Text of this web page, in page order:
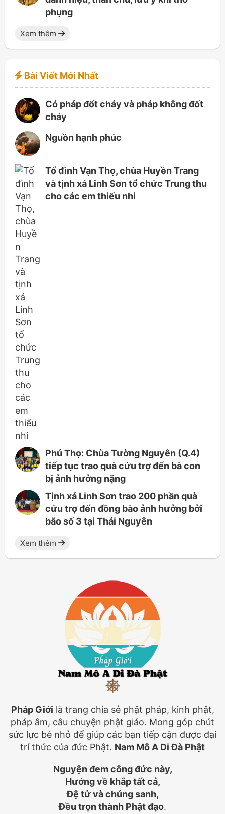
phụng
Xem thêm
Bài Viết Mới Nhất
Có pháp đốt cháy và pháp không đốt
cháy
Nguồn hạnh phúc
Tổ đình Vạn Thọ, chùa Huyền Trang
và tịnh xá Linh Sơn tổ chức Trung thu
cho các em thiếu nhi
Phú Thọ: Chùa Tường Nguyên (Q.4)
tiếp tục trao quà cứu trợ đến bà con
bị ảnh hưởng nặng
Tịnh xá Linh Sơn trao 200 phần quà
cứu trợ đến đồng bào ảnh hưởng bởi
bão số 3 tại Thái Nguyên
Xem thêm
Pháp Giới là trang chia sẻ phật pháp, kinh phật,
pháp âm, câu chuyện phật giáo. Mong góp chút
sức lực bé nhỏ để giúp các bạn tiếp cận được đại
trí thức của đức Phật. Nam Mô A Di Đà Phật
Nguyện đem công đức này,
Hướng về khắp tất cả,
Đệ tử và chúng sanh,
Đều trọn thành Phật đạo.